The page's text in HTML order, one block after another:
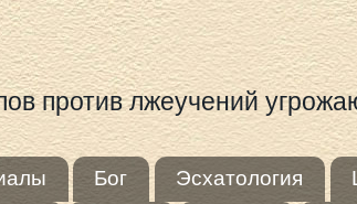
против лжеучений
Бог Эсхатология